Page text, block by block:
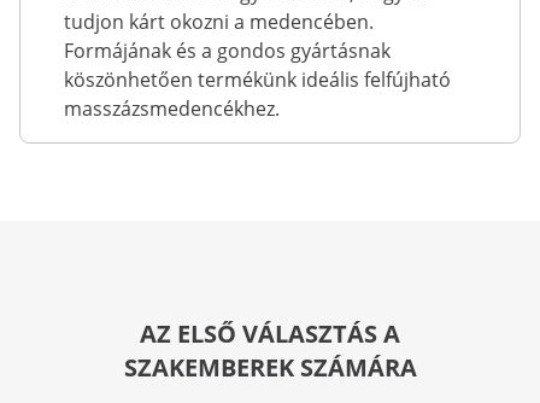
tudjon kárt okozni a medencében.
Formájának és a gondos gyártásnak
köszönhetően termékünk ideális felfújható
masszázsmedencékhez.
AZ ELSŐ VÁLASZTÁS A
SZAKEMBEREK SZÁMÁRA